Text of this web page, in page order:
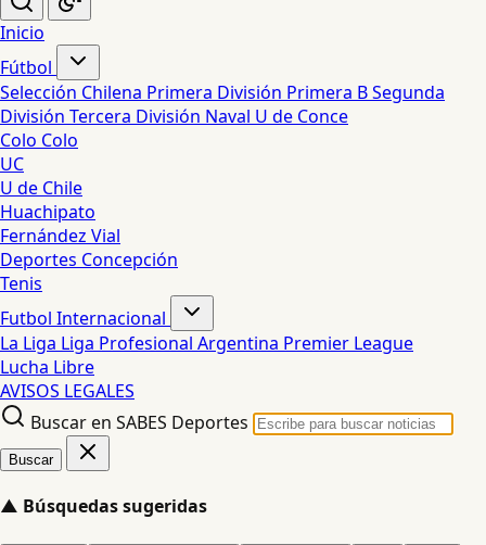
Inicio
Fútbol
Selección Chilena Primera División Primera BSegunda
División Tercera División Naval U de Conce
Colo Colo
UC
U de Chile
Huachipato
Fernández Vial
Deportes Concepción
Tenis
Futbol Internacional
La Liga Liga Profesional Argentina Premier League
Lucha Libre
AVISOS LEGALES
Buscar en SABES Deportes
Buscar
▲ Búsquedas sugeridas